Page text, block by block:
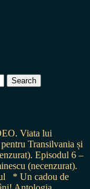
Viata lui
Transilvania și
Episodul 6 –
(necenzurat).
* Un cadou de